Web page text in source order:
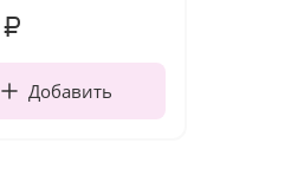
₽
Добавить